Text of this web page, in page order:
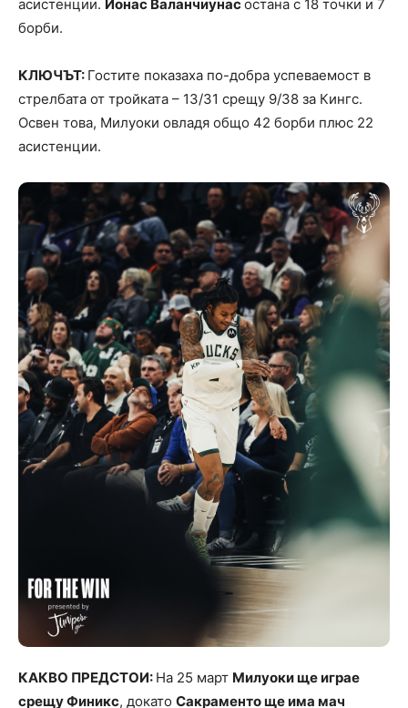
асистенции. Йонас Валанчиунасостана с 18 точки и 7
борби.
КЛЮЧЪТ: Гостите показаха по-добра успеваемост в
стрелбата от тройката – 13/31 срещу 9/38 за Кингс.
Освен това, Милуоки овладя общо 42 борби плюс 22
асистенции.
КАКВО ПРЕДСТОИ: На 25 март Милуоки ще играе
срещу Финикс, докато Сакраменто ще има мач